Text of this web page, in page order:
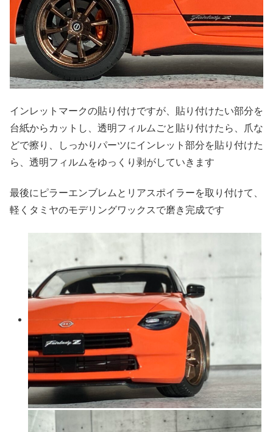
インレットマークの貼り付けですが、貼り付けたい部分を
台紙からカットし、透明フィルムごと貼り付けたら、爪な
どで擦り、しっかりパーツにインレット部分を貼り付けた
ら、透明フィルムをゆっくり剥がしていきます
最後にピラーエンブレムとリアスポイラーを取り付けて、
軽くタミヤのモデリングワックスで磨き完成です